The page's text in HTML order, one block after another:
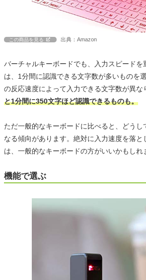
この商品を見る 出典：Amazon
バーチャルキーボードでも、入力スピードを
は、1分間に認識できる文字数が多いものを
の反応速度によって入力できる文字数が異な
と1分間に350文字ほど認識できるものも。
ただ一般的なキーボードに比べると、どうし
なる傾向があります。絶対に入力速度を落と
は、一般的なキーボードの方がいいかもしれ
機能で選ぶ